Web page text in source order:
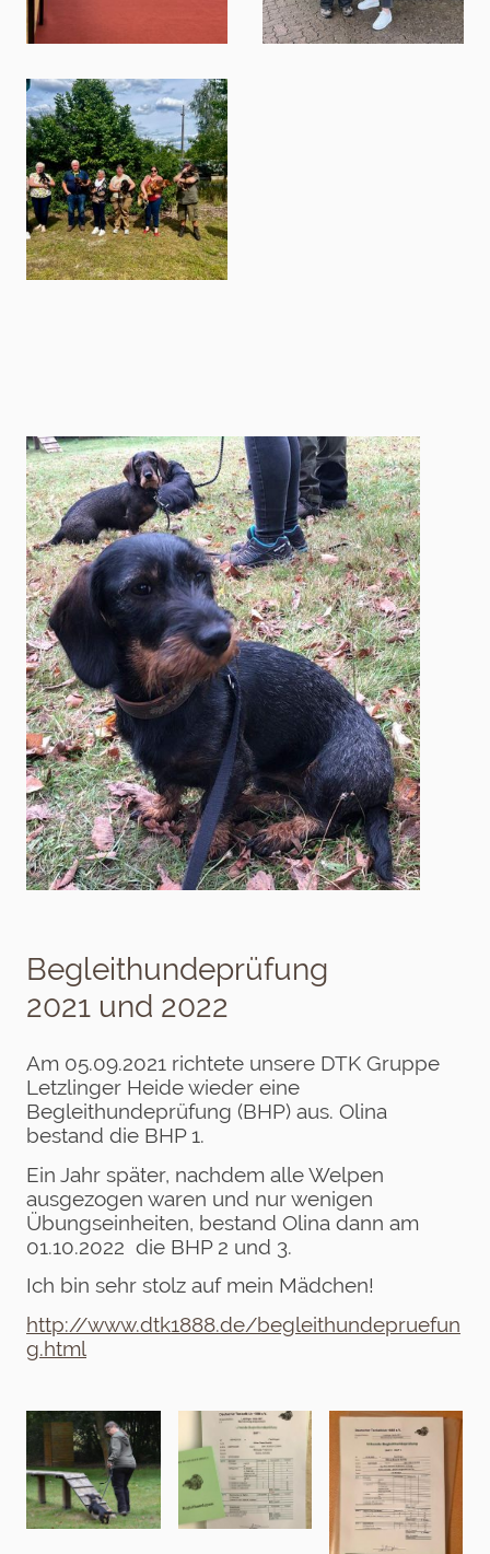
Begleithundeprüfung
2021 und 2022
Am 05.09.2021 richtete unsere DTK Gruppe
Letzlinger Heide wieder eine
Begleithundeprüfung (BHP) aus. Olina
bestand die BHP 1.
Ein Jahr später, nachdem alle Welpen
ausgezogen waren und nur wenigen
Übungseinheiten, bestand Olina dann am
01.10.2022 die BHP 2 und 3.
Ich bin sehr stolz auf mein Mädchen!
http://www.dtk1888.de/begleithundepruefun
g.html